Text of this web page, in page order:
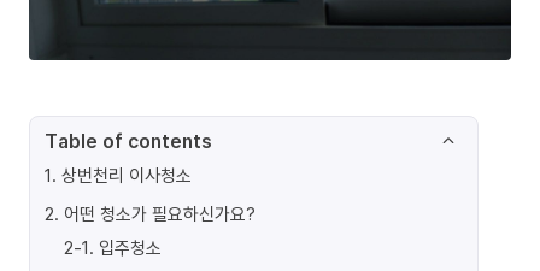
Table of contents
1. 상번천리 이사청소
2. 어떤 청소가 필요하신가요?
2-1. 입주청소